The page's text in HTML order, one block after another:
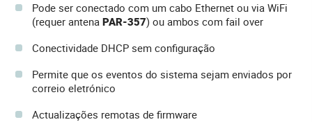
Pode ser conectado com um cabo Ethernet ou via WiFi
(requer antena PAR-357) ou ambos com fail over
Conectividade DHCP sem configuração
Permite que os eventos do sistema sejam enviados por
correio eletrónico
Actualizações remotas de firmware